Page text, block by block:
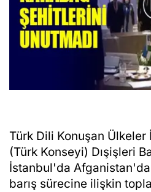
Türk Dili Konuşan
(Türk Konseyi) Dışişleri
İstanbul'da
barış sürecine ilişkin